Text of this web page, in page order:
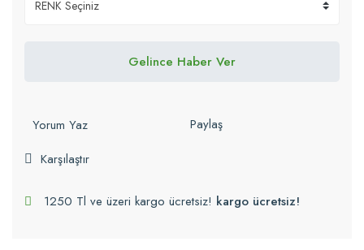
Gelince Haber Ver
Yorum Yaz
Paylaş
Karşılaştır
1250 Tl ve üzeri kargo ücretsiz! kargo ücretsiz!